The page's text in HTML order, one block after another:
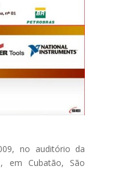
no auditório da
em Cubatão, São